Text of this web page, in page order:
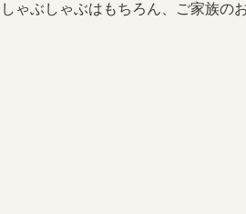
ゃぶしゃぶはもちろん、ご家族の